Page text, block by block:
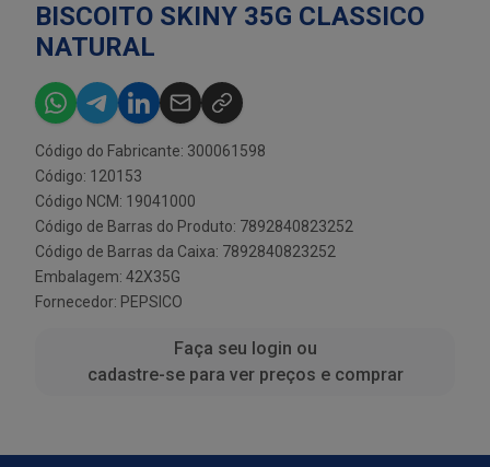
BISCOITO SKINY 35G CLASSICO
NATURAL
Código do Fabricante: 300061598
Código: 120153
Código NCM: 19041000
Código de Barras do Produto: 7892840823252
Código de Barras da Caixa: 7892840823252
Embalagem: 42X35G
Fornecedor: PEPSICO
Faça seu login ou
cadastre-se para ver preços e comprar